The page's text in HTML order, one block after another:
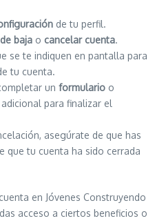
de tu perfil.
baja o cancelar cuenta.
se te indiquen en pantalla para
tu cuenta.
un formulario o
para finalizar el
asegúrate de que has
que tu cuenta ha sido cerrada
en Jóvenes Construyendo
acceso a ciertos beneficios o